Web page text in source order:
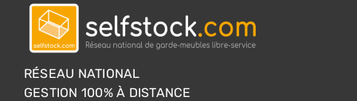
RÉSEAU NATIONAL
GESTION 100% À DISTANCE